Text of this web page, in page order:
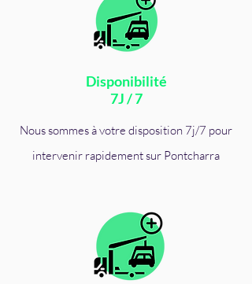
Disponibilité
7J / 7
Nous sommes à votre disposition 7j/7 pour
intervenir rapidement sur Pontcharra